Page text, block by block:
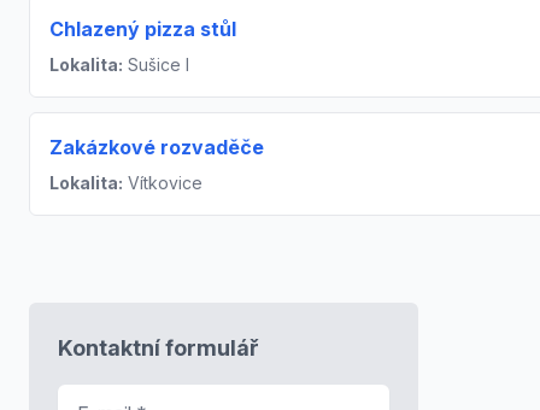
Chlazený pizza stůl
Lokalita: Sušice I
Zakázkové rozvaděče
Lokalita: Vítkovice
Kontaktní formulář